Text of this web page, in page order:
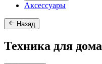
Аксессуары
Назад
Техника для дома